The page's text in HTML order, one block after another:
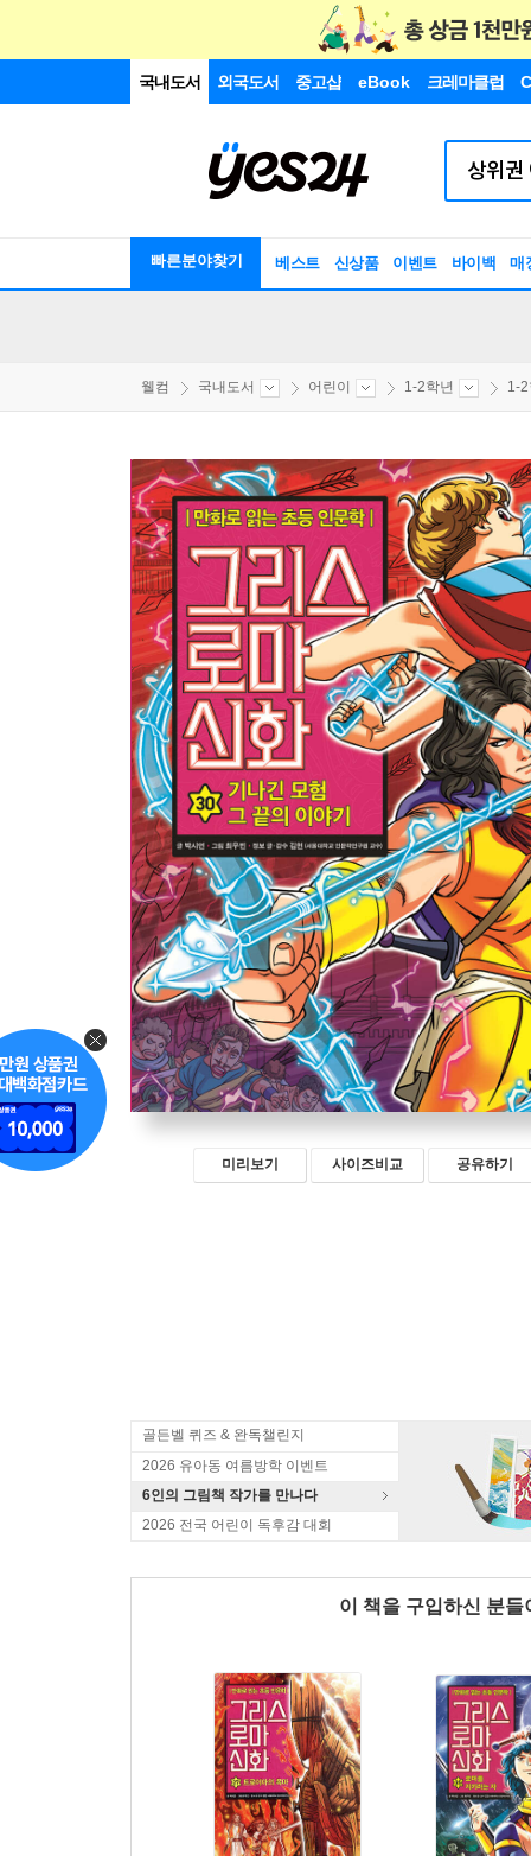
국내도서 외국도서 중고샵 eBook 크레마클럽
빠른분야찾기 베스트 신상품 이벤트 바이백 매
웰컴 국내도서 어린이 1-2학년 1-
미리보기 사이즈비교 공유하기
골든벨 퀴즈 & 완독챌린지
2026 유아동 여름방학 이벤트
6인의 그림책 작가를 만나다
2026 전국 어린이 독후감 대회
이 책을 구입하신 분